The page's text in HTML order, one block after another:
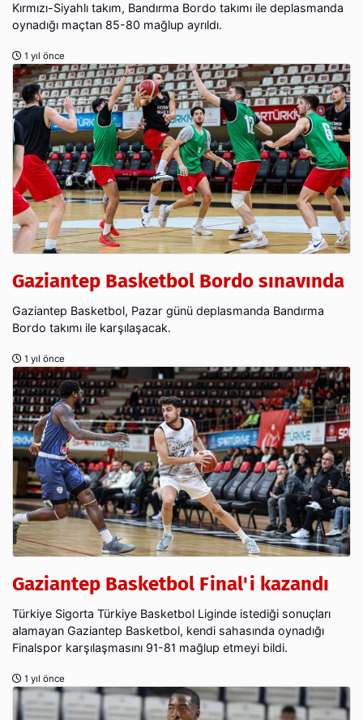
Kırmızı-Siyahlı takım, Bandırma Bordo takımı ile deplasmanda
oynadığı maçtan 85-80 mağlup ayrıldı.
1 yıl önce
Gaziantep Basketbol Bordo sınavında
Gaziantep Basketbol, Pazar günü deplasmanda Bandırma
Bordo takımı ile karşılaşacak.
1 yıl önce
Gaziantep Basketbol Final'i kazandı
Türkiye Sigorta Türkiye Basketbol Liginde istediği sonuçları
alamayan Gaziantep Basketbol, kendi sahasında oynadığı
Finalspor karşılaşmasını 91-81 mağlup etmeyi bildi.
1 yıl önce